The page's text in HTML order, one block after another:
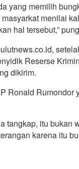
yang memilih
menilai
hal tersebut,”
Reserse
dikirim.
Ronald
tangkap, itu
karena itu